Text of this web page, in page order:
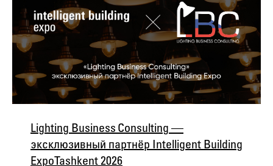
Lighting Business Consulting —
эксклюзивный партнёр Intelligent Building
Expo Tashkent 2026